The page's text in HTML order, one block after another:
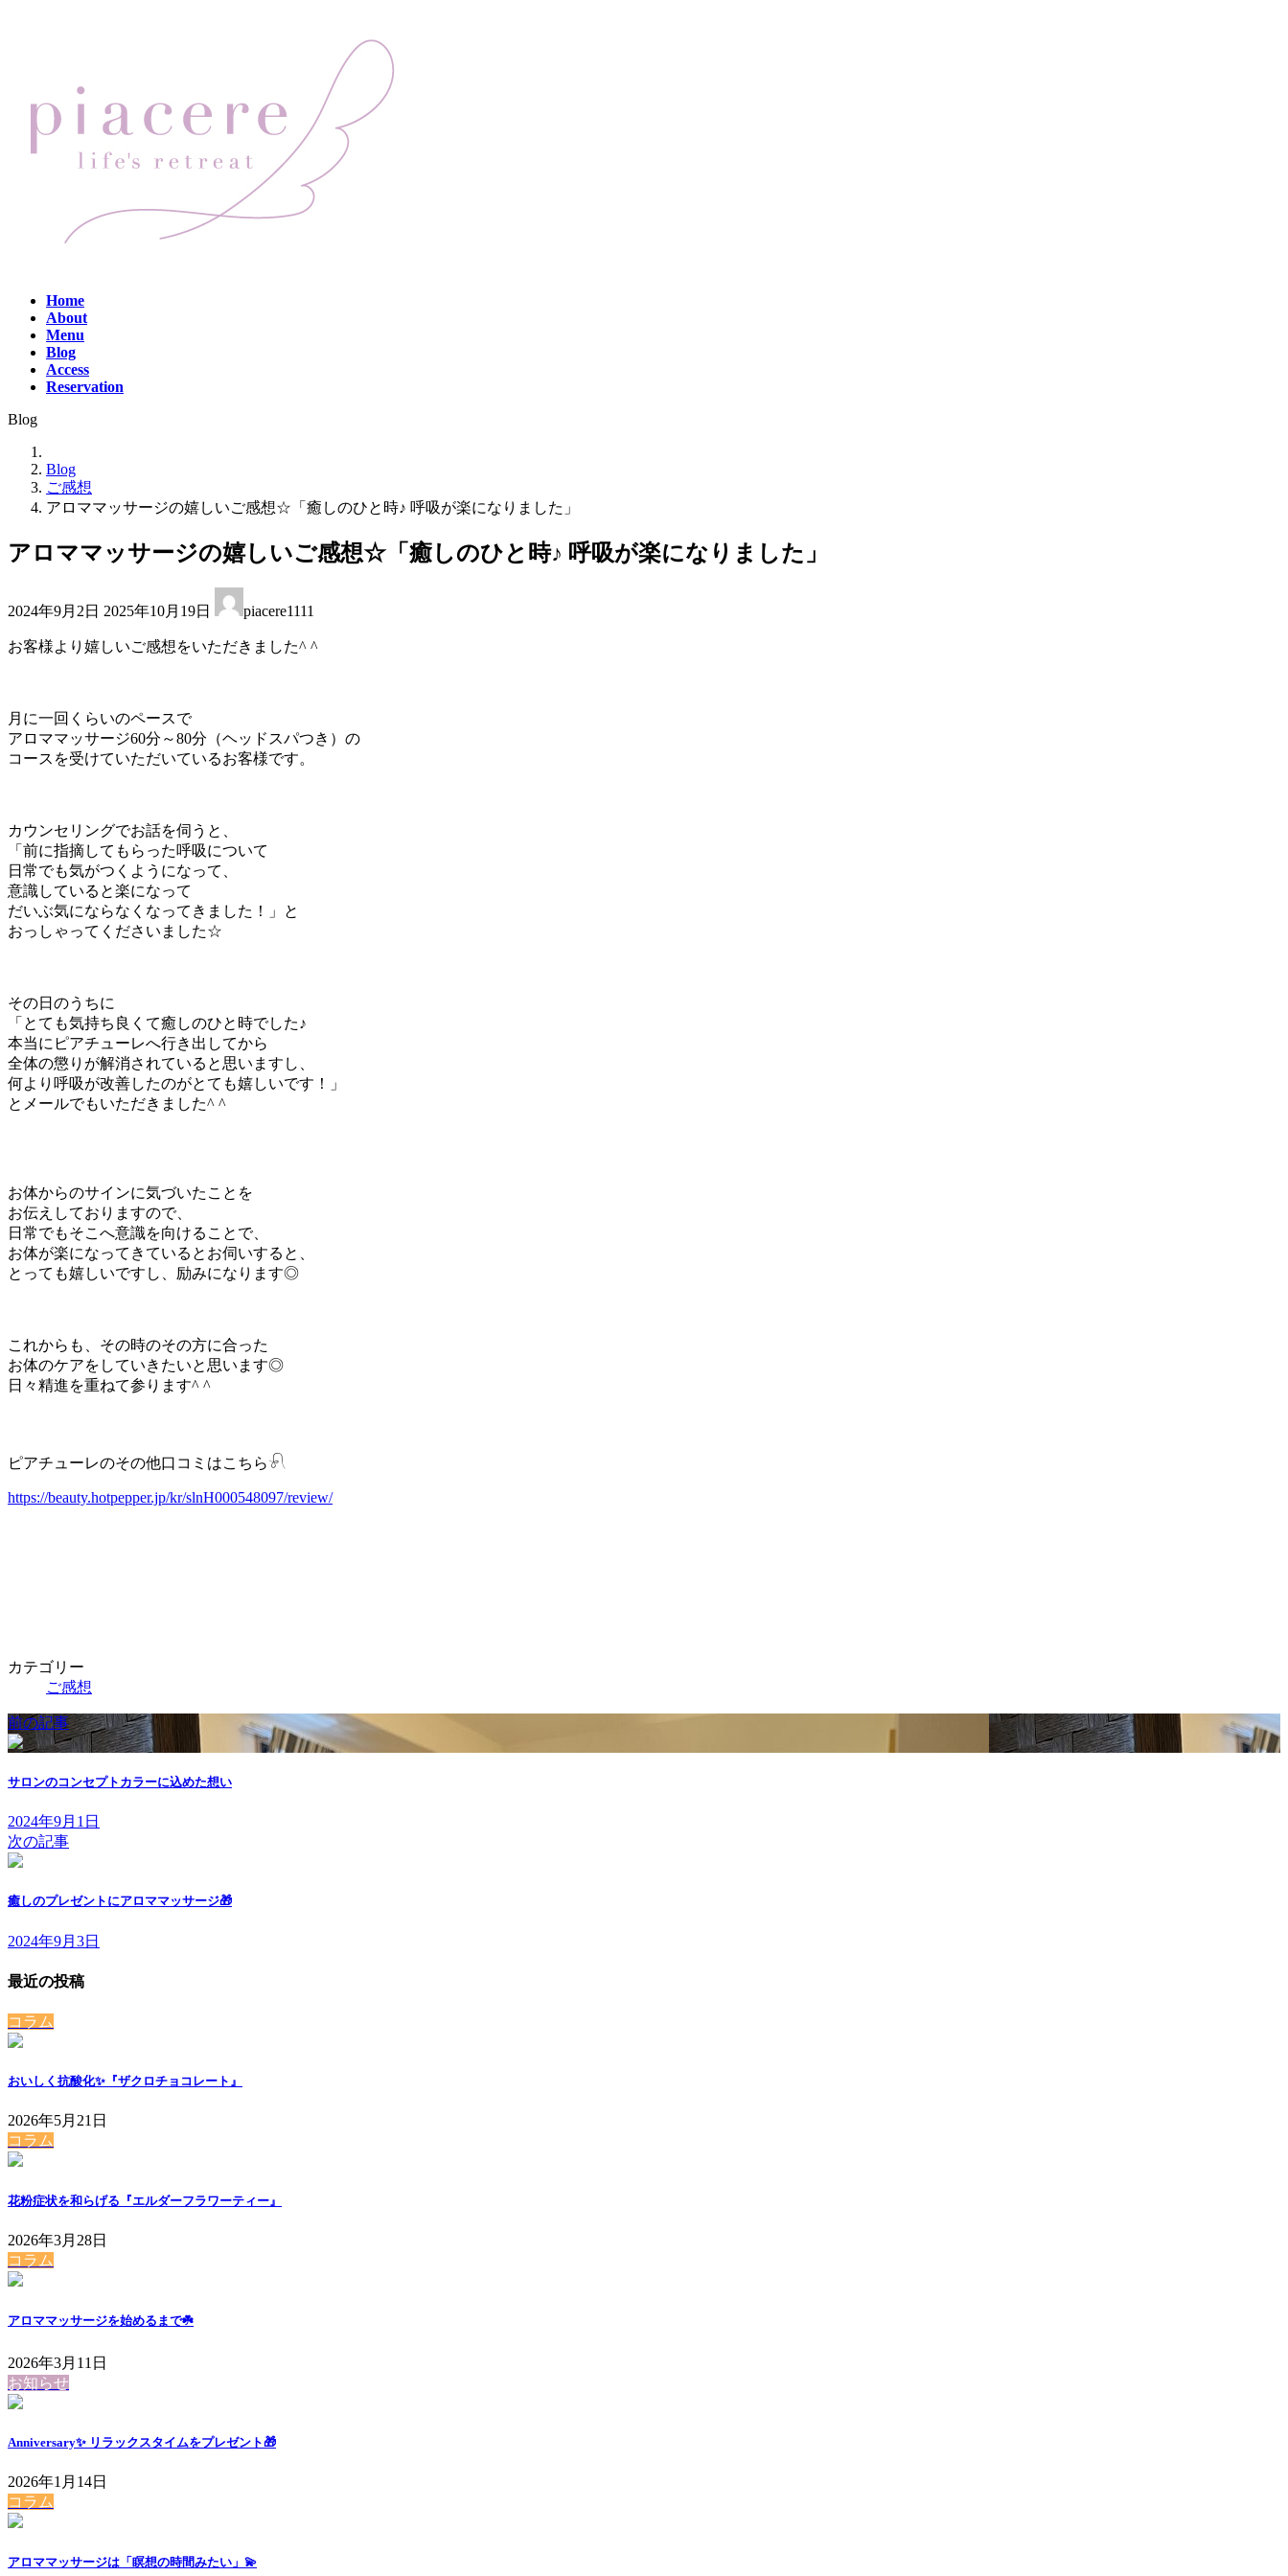
Home
About
Menu
Blog
Access
Reservation
Blog
Blog
ご感想
アロママッサージの嬉しいご感想☆「癒しのひと時♪ 呼吸が楽になりました」
アロママッサージの嬉しいご感想☆「癒しのひと時♪ 呼吸が楽になりました」
2024年9月2日 終
新
2025年10月19日 piacere1111
お客様より嬉しいご感想をいただきました^ ^
月に一回くらいのペースで
アロママッサージ60分～80分（ヘッドスパつき）の
コースを受けていただいているお客様です。
カウンセリングでお話を伺うと、
「前に指摘してもらった呼吸について
日常でも気がつくようになって、
意識していると楽になって
だいぶ気にならなくなってきました！」と
おっしゃってくださいました☆
その日のうちに
「とても気持ち良くて癒しのひと時でした♪
本当にピアチューレへ行き出してから
全体の懲りが解消されていると思いますし、
何より呼吸が改善したのがとても嬉しいです！」
とメールでもいただきました^ ^
お体からのサインに気づいたことを
お伝えしておりますので、
日常でもそこへ意識を向けることで、
お体が楽になってきているとお伺いすると、
とっても嬉しいですし、励みになります◎
⁡これからも、その時のその方に合った
お体のケアをしていきたいと思います◎
日々精進を重ねて参ります^ ^
ピアチューレのその他口コミはこちら𓍯
https://beauty.hotpepper.jp/kr/slnH000548097/review/
カテゴリー
ご感想
前の記事
サロンのコンセプトカラーに込めた想い
2024年9月1日
次の記事
癒しのプレゼントにアロママッサージ🎁
2024年9月3日
最近の投稿
コラム
おいしく抗酸化✨『ザクロチョコレート』
2026年5月21日
コラム
花粉症状を和らげる『エルダーフラワーティー』
2026年3月28日
コラム
アロママッサージを始めるまで☘️
2026年3月11日
お知らせ
Anniversary✨ リラックスタイムをプレゼント🎁
2026年1月14日
コラム
アロママッサージは「瞑想の時間みたい」💫